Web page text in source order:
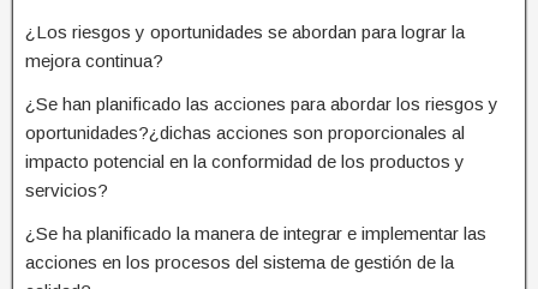
¿Los riesgos y oportunidades se abordan para lograr la
mejora continua?
¿Se han planificado las acciones para abordar los riesgos y
oportunidades?¿dichas acciones son proporcionales al
impacto potencial en la conformidad de los productos y
servicios?
¿Se ha planificado la manera de integrar e implementar las
acciones en los procesos del sistema de gestión de la